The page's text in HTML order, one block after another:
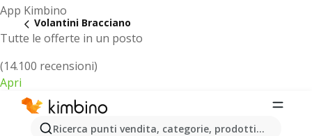
App Kimbino
Tutte le offerte in un posto
(14.100 recensioni)
Apri
Ricerca punti vendita, categorie, prodotti...
Volantini Bracciano
Bracciano - Volantini più recenti